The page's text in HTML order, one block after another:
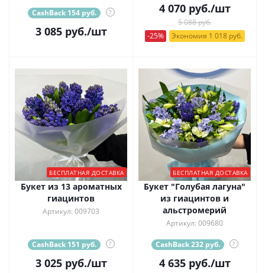
CashBack 154 руб. ?
3 085руб./шт
4 070руб./шт
5 088 руб.
-25%
Экономия 1 018 руб.
БЕСПЛАТНАЯ ДОСТАВКА
Букет из 13 ароматных
гиацинтов
Артикул: 009703
CashBack 151 руб. ?
3 025руб./шт
БЕСПЛАТНАЯ ДОСТАВКА
Букет "Голубая лагуна"
из гиацинтов и
альстромерий
Артикул: 009680
CashBack 232 руб. ?
4 635руб./шт